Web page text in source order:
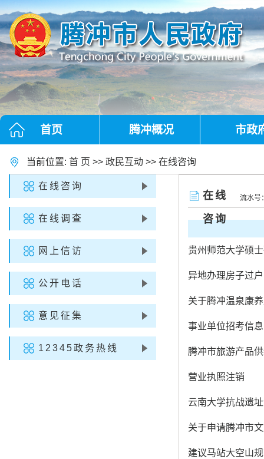
首页 腾冲概况 市政
当前位置: 首 页 >> 政民互动 >> 在线咨询
流水号
在线
咨询
贵州师范大学硕
异地办理房子过户
关于腾冲温泉康
事业单位招考信息
腾冲市旅游产品
营业执照注销
云南大学抗战遗
关于申请腾冲市
建议马站大空山
在线咨询
在线调查
网上信访
公开电话
意见征集
12345政务热线